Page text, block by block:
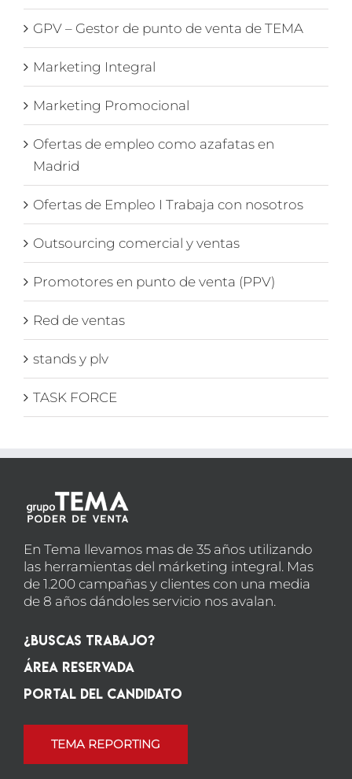
GPV – Gestor de punto de venta de TEMA
Marketing Integral
Marketing Promocional
Ofertas de empleo como azafatas en
Madrid
Ofertas de Empleo I Trabaja con nosotros
Outsourcing comercial y ventas
Promotores en punto de venta (PPV)
Red de ventas
stands y plv
TASK FORCE
En Tema llevamos mas de 35 años utilizando
las herramientas del márketing integral. Mas
de 1.200 campañas y clientes con una media
de 8 años dándoles servicio nos avalan.
¿Buscas Trabajo?
Área Reservada
Portal del candidato
TEMA REPORTING